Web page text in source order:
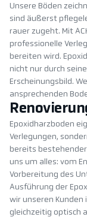
Unsere Böden
sind äußerst
rauer zugeht. Mit
professionelle
bereiten wird.
nicht nur durch
Erscheinungsbild.
ansprechenden
Epoxidharzboden
Verlegungen,
bereits
uns um alles: vom
Vorbereitung des
Ausführung der
wir unseren
gleichzeitig optisch